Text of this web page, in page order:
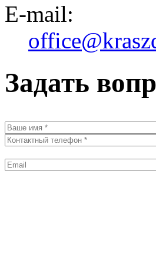
E-mail:
Задать